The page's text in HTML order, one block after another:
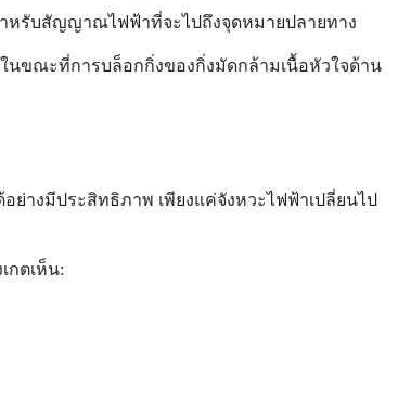
หรับสัญญาณไฟฟ้าที่จะไปถึงจุดหมายปลายทาง
นขณะที่การบล็อกกิ่งของกิ่งมัดกล้ามเนื้อหัวใจด้าน
างมีประสิทธิภาพ เพียงแค่จังหวะไฟฟ้าเปลี่ยนไป
กตเห็น: